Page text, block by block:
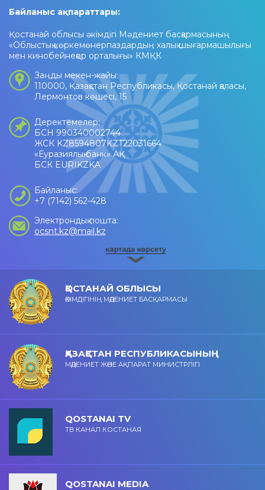
Байланыс ақпараттары:
Қостанай облысы әкімдігі Мәдениет басқармасының
«Облыстық көркемөнерпаздардың халық шығармашылығы
мен кинобейнеқор орталығы» КМҚК
Заңды мекен-жайы:
110000, Қазақстан Республикасы, Қостанай қаласы,
Лермонтов көшесі, 15
Деректемелер:
БСН 990340002744
ЖСК KZ8594807KZT22031664
«Еуразиялық банк» АҚ
БСК EURIKZKA
Байланыс:
+7 (7142) 562-428
Электрондық пошта:
ocsnt.kz@mail.kz
ҚОСТАНАЙ ОБЛЫСЫ
ӘКІМДІГІНІҢ МӘДЕНИЕТ БАСҚАРМАСЫ
ҚАЗАҚСТАН РЕСПУБЛИКАСЫНЫҢ
МӘДЕНИЕТ ЖӘНЕ АҚПАРАТ МИНИСТРЛІГІ
QOSTANAI TV
ТВ КАНАЛ КОСТАНАЯ
QOSTANAI MEDIA